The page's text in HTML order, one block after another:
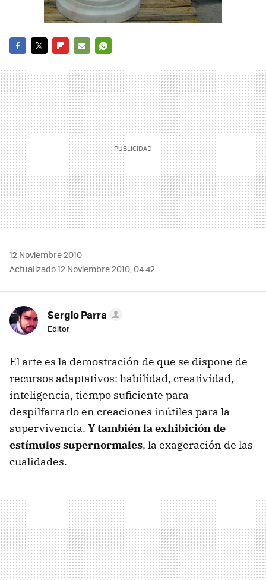
MAIL
12 Noviembre 2010
Actualizado 12 Noviembre 2010, 04:42
Sergio Parra
Editor
El arte es la demostración de que se dispone de
recursos adaptativos: habilidad, creatividad,
inteligencia, tiempo suficiente para
despilfarrarlo en creaciones inútiles para la
supervivencia. Y también la exhibición de
estímulos supernormales, la exageración de las
cualidades.